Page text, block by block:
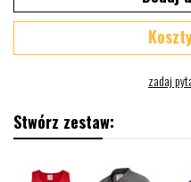
Stwórz zestaw: